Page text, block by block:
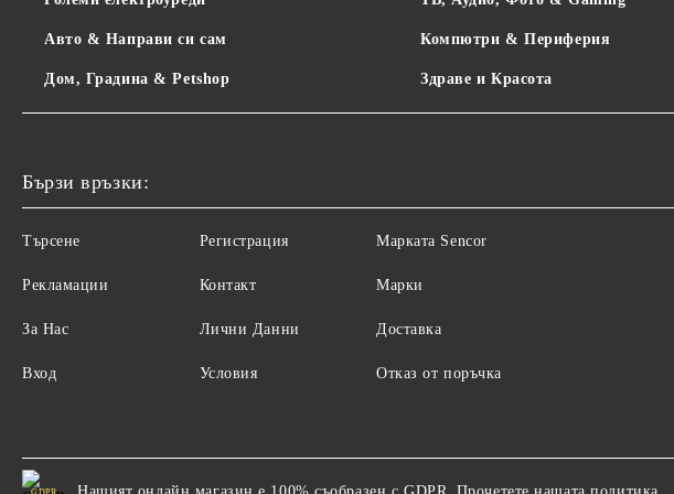
Авто & Направи си сам
Дом, Градина & Petshop
Компютри & Периферия
Здраве и Красота
Бързи връзки:
Търсене
Рекламации
За Нас
Вход
Регистрация
Контакт
Лични Данни
Условия
Maрката Sencor
Марки
Доставка
Отказ от поръчка
GDPR